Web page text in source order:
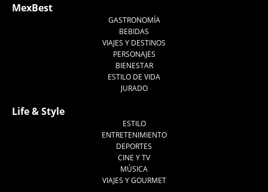
MexBest
GASTRONOMÍA
BEBIDAS
VIAJES Y DESTINOS
PERSONAJES
BIENESTAR
ESTILO DE VIDA
JURADO
Life & Style
ESTILO
ENTRETENIMIENTO
DEPORTES
CINE Y TV
MÚSICA
VIAJES Y GOURMET